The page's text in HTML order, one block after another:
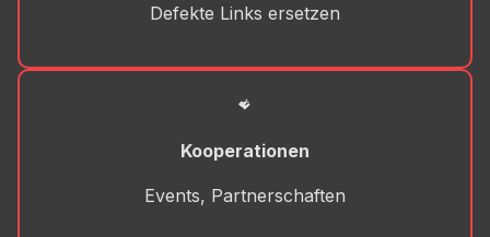
Defekte Links ersetzen
Kooperationen
Events, Partnerschaften